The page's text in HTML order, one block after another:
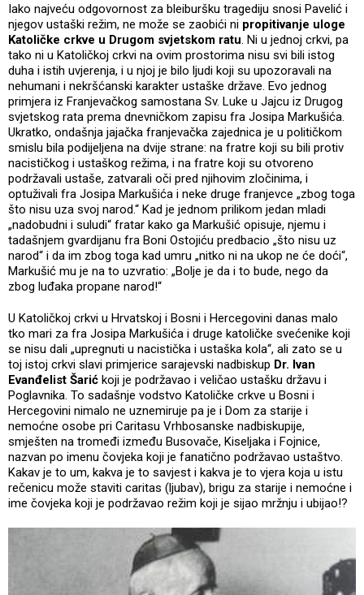
Iako najveću odgovornost za bleiburšku tragediju snosi Pavelić i
njegov ustaški režim, ne može se zaobići ni propitivanje uloge
Katoličke crkve u Drugom svjetskom ratu . Ni u jednoj crkvi, pa
tako ni u Katoličkoj crkvi na ovim prostorima nisu svi bili istog
duha i istih uvjerenja, i u njoj je bilo ljudi koji su upozoravali na
nehumani i nekršćanski karakter ustaške države. Evo jednog
primjera iz Franjevačkog samostana Sv. Luke u Jajcu iz Drugog
svjetskog rata prema dnevničkom zapisu fra Josipa Markušića.
Ukratko, ondašnja jajačka franjevačka zajednica je u političkom
smislu bila podijeljena na dvije strane: na fratre koji su bili protiv
nacističkog i ustaškog režima, i na fratre koji su otvoreno
podržavali ustaše, zatvarali oči pred njihovim zločinima, i
optuživali fra Josipa Markušića i neke druge franjevce „zbog toga
što nisu uza svoj narod.“ Kad je jednom prilikom jedan mladi
„nadobudni i suludi“ fratar kako ga Markušić opisuje, njemu i
tadašnjem gvardijanu fra Boni Ostojiću predbacio „što nisu uz
narod“ i da im zbog toga kad umru „nitko ni na ukop ne će doći“,
Markušić mu je na to uzvratio: „Bolje je da i to bude, nego da
zbog luđaka propane narod!“
U Katoličkoj crkvi u Hrvatskoj i Bosni i Hercegovini danas malo
tko mari za fra Josipa Markušića i druge katoličke svećenike koji
se nisu dali „upregnuti u nacistička i ustaška kola“, ali zato se u
toj istoj crkvi slavi primjerice sarajevski nadbiskup Dr. Ivan
Evanđelist Šarić koji je podržavao i veličao ustašku državu i
Poglavnika. To sadašnje vodstvo Katoličke crkve u Bosni i
Hercegovini nimalo ne uznemiruje pa je i Dom za starije i
nemoćne osobe pri Caritasu Vrhbosanske nadbiskupije,
smješten na tromeđi između Busovače, Kiseljaka i Fojnice,
nazvan po imenu čovjeka koji je fanatično podržavao ustaštvo.
Kakav je to um, kakva je to savjest i kakva je to vjera koja u istu
rečenicu može staviti caritas (ljubav), brigu za starije i nemoćne i
ime čovjeka koji je podržavao režim koji je sijao mržnju i ubijao!?